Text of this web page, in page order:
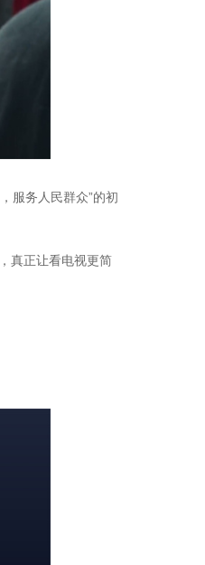
服务人民群众”的初
真正让看电视更简